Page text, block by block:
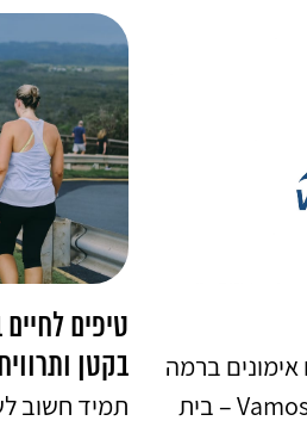
ברמה
גבוהה יותר? ב-Vamos Tennis – בית
טיפים
בקטן
תמיד חשוב